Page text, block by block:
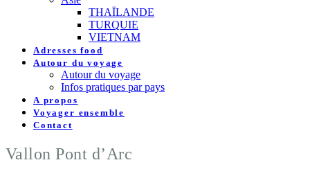
THAÏLANDE
TURQUIE
VIETNAM
Adresses food
Autour du voyage
Autour du voyage
Infos pratiques par pays
A propos
Voyager ensemble
Contact
Vallon Pont d’Arc